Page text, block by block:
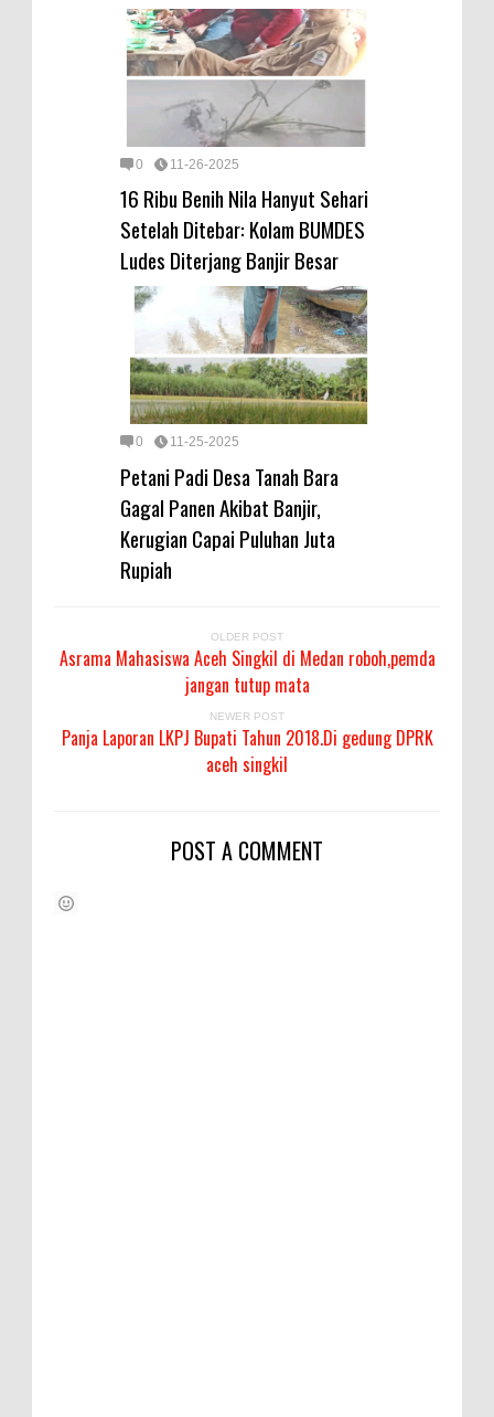
0 11-26-2025
16 Ribu Benih Nila Hanyut Sehari
Setelah Ditebar: Kolam BUMDES
Ludes Diterjang Banjir Besar
0 11-25-2025
Petani Padi Desa Tanah Bara
Gagal Panen Akibat Banjir,
Kerugian Capai Puluhan Juta
Rupiah
OLDER POST
Asrama Mahasiswa Aceh Singkil di Medan roboh,pemda
jangan tutup mata
NEWER POST
Panja Laporan LKPJ Bupati Tahun 2018.Di gedung DPRK
aceh singkil
POST A COMMENT